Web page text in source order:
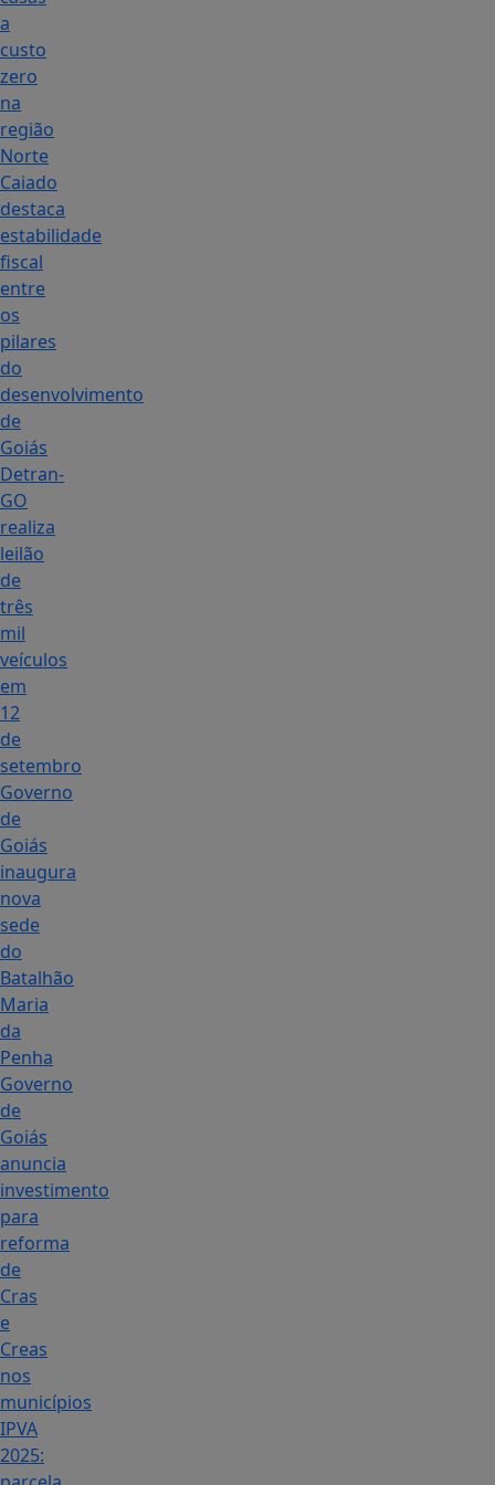
a
custo
zero
na
região
Norte
Caiado
destaca
estabilidade
fiscal
entre
os
pilares
do
desenvolvimento
de
Goiás
Detran-
GO
realiza
leilão
de
três
mil
veículos
em
12
de
setembro
Governo
de
Goiás
inaugura
nova
sede
do
Batalhão
Maria
da
Penha
Governo
de
Goiás
anuncia
investimento
para
reforma
de
Cras
e
Creas
nos
municípios
IPVA
2025: